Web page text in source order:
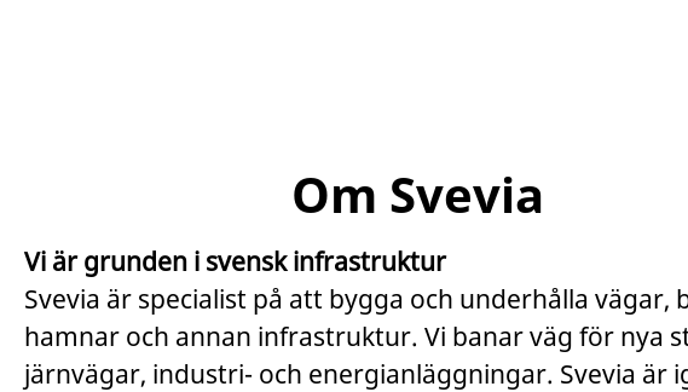
Om Svevia
Vi är grunden i svensk infrastruktur
Svevia är specialist på att bygga och underhålla vägar,
hamnar och annan infrastruktur. Vi banar väg för nya
järnvägar, industri- och energianläggningar. Svevia är